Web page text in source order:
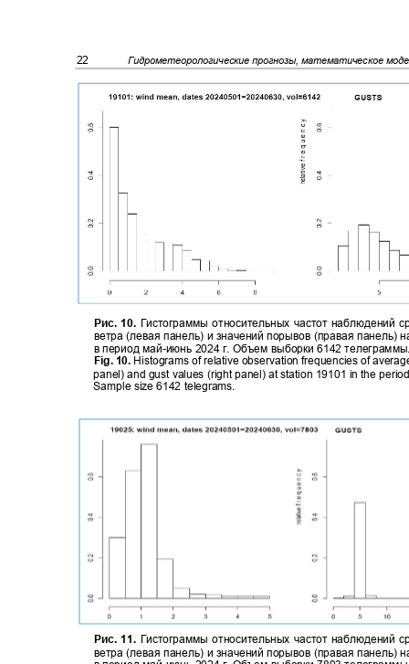
22 Гидрометеорологические прогнозы, математическое
Рис. 10. Гистограммы относительных частот наблюдений
ветра (левая панель) и значений порывов (правая панель)
в период май-июнь 2024 г. Объем выборки 6142
Fig. 10. Histograms of relative observation frequencies of
panel) and gust values (right panel) at station 19101 in the
Sample size 6142 telegrams.
Рис. 11. Гистограммы относительных частот наблюдений
ветра (левая панель) и значений порывов (правая панель)